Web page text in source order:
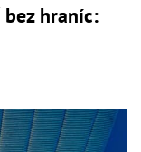
hraníc: